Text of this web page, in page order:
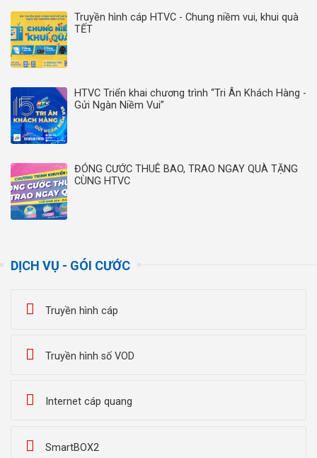
Truyền hình cáp HTVC - Chung niềm vui, khui quà
TẾT
HTVC Triển khai chương trình “Tri Ân Khách Hàng -
Gửi Ngàn Niềm Vui”
ĐÓNG CƯỚC THUÊ BAO, TRAO NGAY QUÀ TẶNG
CÙNG HTVC
DỊCH VỤ - GÓI CƯỚC
Truyền hình cáp
Truyền hình số VOD
Internet cáp quang
SmartBOX2